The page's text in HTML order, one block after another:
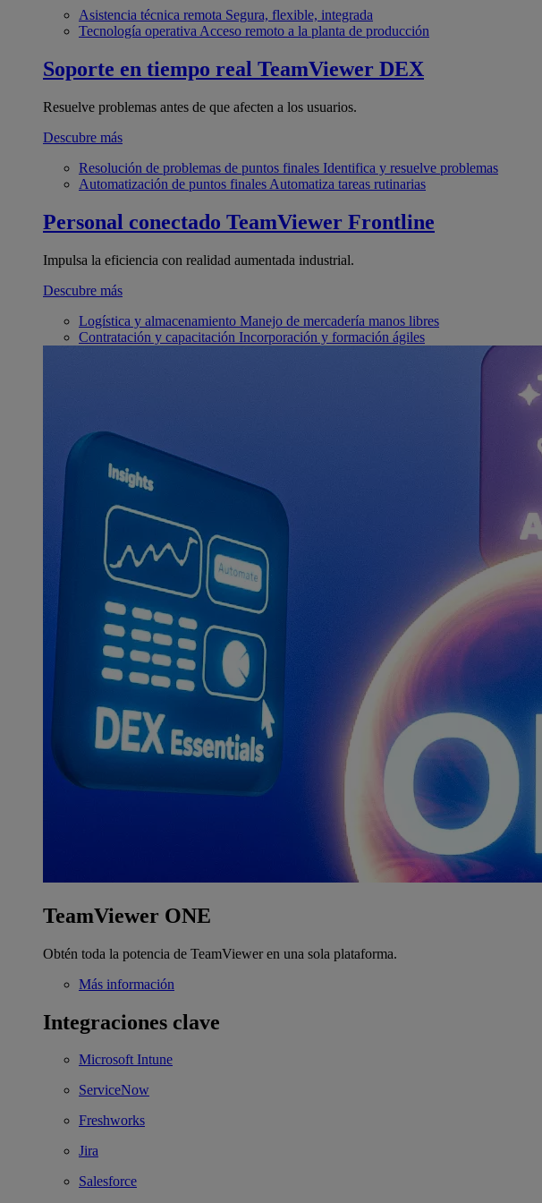
Asistencia técnica remota Segura, flexible, integrada
Tecnología operativa Acceso remoto a la planta de producción
Soporte en tiempo real TeamViewer DEX
Resuelve problemas antes de que afecten a los usuarios.
Descubre más
Resolución de problemas de puntos finales Identifica y resuelve problemas
Automatización de puntos finales Automatiza tareas rutinarias
Personal conectado TeamViewer Frontline
Impulsa la eficiencia con realidad aumentada industrial.
Descubre más
Logística y almacenamiento Manejo de mercadería manos libres
Contratación y capacitación Incorporación y formación ágiles
TeamViewer ONE
Obtén toda la potencia de TeamViewer en una sola plataforma.
Más información
Integraciones clave
Microsoft Intune
ServiceNow
Freshworks
Jira
Salesforce